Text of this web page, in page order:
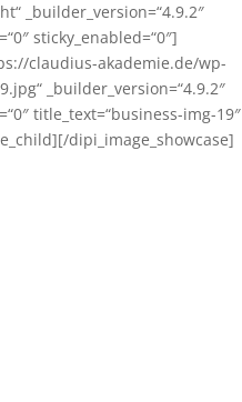
_builder_version=“4.9.2″
sticky_enabled=“0″]
claudius-akademie.de/wp-
_builder_version=“4.9.2″
title_text=“business-img-19″
dipi_image_showcase]